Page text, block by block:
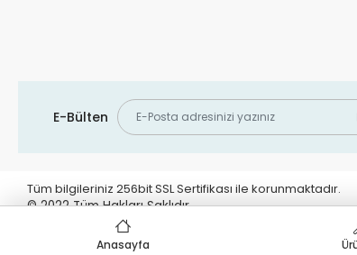
E-Bülten
Tüm bilgileriniz 256bit SSL Sertifikası ile korunmaktadır.
© 2022Tüm Hakları Saklıdır
Anasayfa